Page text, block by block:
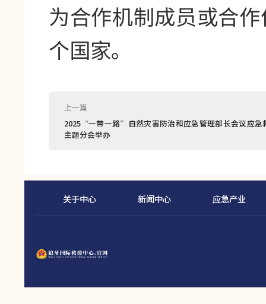
为合作机制成员或合
个国家。
上一篇
2025“一带一路”自然灾害防治和应急管理部长会议应急
主题分会举办
关于中心 新闻中心 应急产业